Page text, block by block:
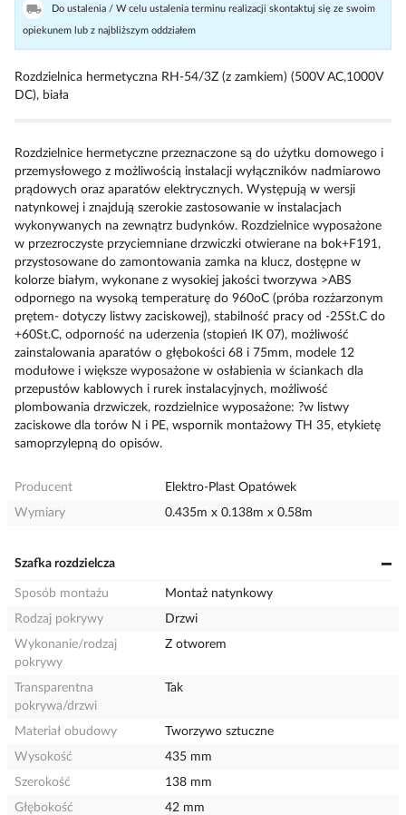
Do ustalenia / W celu ustalenia terminu realizacji skontaktuj się ze swoim
opiekunem lub z najbliższym oddziałem
Rozdzielnica hermetyczna RH-54/3Z (z zamkiem) (500V AC,1000V
DC), biała
Rozdzielnice hermetyczne przeznaczone są do użytku domowego i
przemysłowego z możliwością instalacji wyłączników nadmiarowo
prądowych oraz aparatów elektrycznych. Występują w wersji
natynkowej i znajdują szerokie zastosowanie w instalacjach
wykonywanych na zewnątrz budynków. Rozdzielnice wyposażone
w przezroczyste przyciemniane drzwiczki otwierane na bok+F191,
przystosowane do zamontowania zamka na klucz, dostępne w
kolorze białym, wykonane z wysokiej jakości tworzywa >ABS
odpornego na wysoką temperaturę do 960oC (próba rozżarzonym
prętem- dotyczy listwy zaciskowej), stabilność pracy od -25St.C do
+60St.C, odporność na uderzenia (stopień IK 07), możliwość
zainstalowania aparatów o głębokości 68 i 75mm, modele 12
modułowe i większe wyposażone w osłabienia w ściankach dla
przepustów kablowych i rurek instalacyjnych, możliwość
plombowania drzwiczek, rozdzielnice wyposażone: ?w listwy
zaciskowe dla torów N i PE, wspornik montażowy TH 35, etykietę
samoprzylepną do opisów.
Producent
Elektro-Plast Opatówek
Wymiary
0.435m x 0.138m x 0.58m
Szafka rozdzielcza
Sposób montażu
Montaż natynkowy
Rodzaj pokrywy
Drzwi
Wykonanie/rodzaj
pokrywy
Z otworem
Transparentna
pokrywa/drzwi
Tak
Materiał obudowy
Tworzywo sztuczne
Wysokość
435 mm
Szerokość
138 mm
Głębokość
42 mm